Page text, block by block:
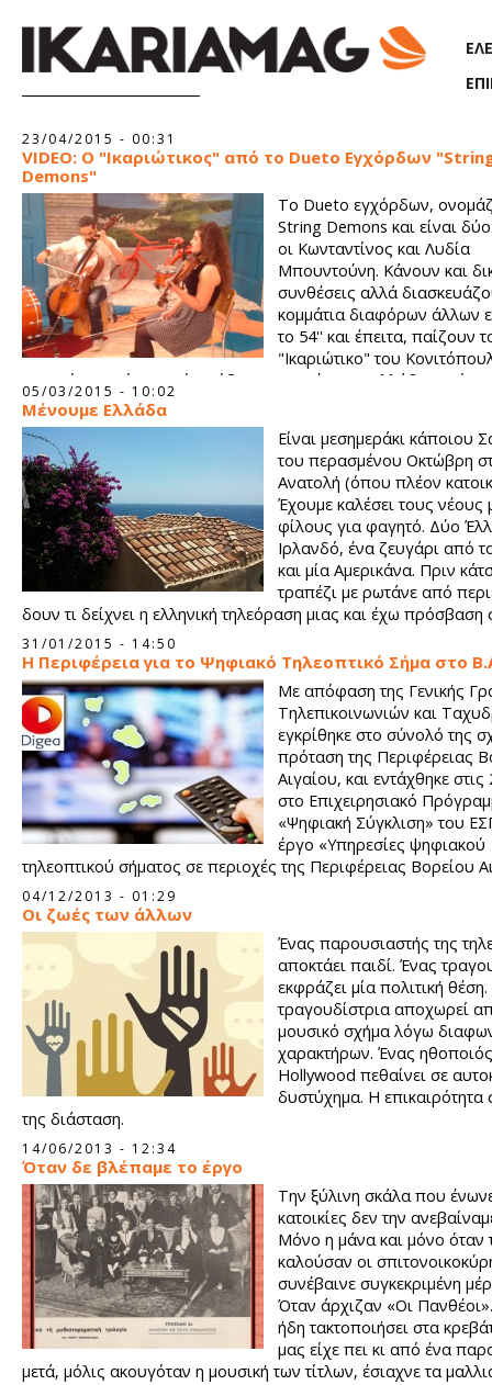
23/04/2015 - 00:31
VIDEO: Ο "Ικαριώτικος" από το Dueto Εγχόρδων
Demons"
Το Dueto εγχόρδων,
String Demons και είναι
οι Κωνταντίνος και Λυδία
Μπουντούνη. Κάνουν και
συνθέσεις αλλά
κομμάτια διαφόρων άλλων
το 54'' και έπειτα, παίζουν
"Ικαριώτικο" του
στιγμιότυπο είναι από πρόβα για το Μένουμε Ελλάδα, από το
παρουσιάστριας της εκπομπής, δημοσιογράφου Ρένιας
05/03/2015 - 10:02
Μένουμε Ελλάδα
Είναι μεσημεράκι κάποιου
του περασμένου Οκτώβρη
Ανατολή (όπου πλέον
Έχουμε καλέσει τους νέους
φίλους για φαγητό. Δύο
Ιρλανδό, ένα ζευγάρι από
και μία Αμερικάνα. Πριν
τραπέζι με ρωτάνε από
δουν τι δείχνει η ελληνική τηλεόραση μιας και έχω πρόσβαση
ελληνικά συνδρομητικά κανάλια. Πάνω στο ζάπινγκ
ΕΡΤ, ΔΤ, Νεριτ, όπως θέλετε το λέτε. Νομίζω τότε ήταν ΔΤ
σίγουρος.
31/01/2015 - 14:50
Η Περιφέρεια για το Ψηφιακό Τηλεοπτικό Σήμα στο
Με απόφαση της Γενικής
Τηλεπικοινωνιών και
εγκρίθηκε στο σύνολό της
πρόταση της Περιφέρειας
Αιγαίου, και εντάχθηκε στις
στο Επιχειρησιακό
«Ψηφιακή Σύγκλιση» του
έργο «Υπηρεσίες ψηφιακού
τηλεοπτικού σήματος σε περιοχές της Περιφέρειας Βορείου
συνολικού Προϋπολογισμού 559.500 ευρώ.
04/12/2013 - 01:29
Οι ζωές των άλλων
Ένας παρουσιαστής της
αποκτάει παιδί. Ένας
εκφράζει μία πολιτική
τραγουδίστρια αποχωρεί
μουσικό σχήμα λόγω
χαρακτήρων. Ένας
Hollywood πεθαίνει σε
δυστύχημα. Η επικαιρότητα
της διάσταση.
14/06/2013 - 12:34
Όταν δε βλέπαμε το έργο
Την ξύλινη σκάλα που
κατοικίες δεν την
Μόνο η μάνα και μόνο όταν
καλούσαν οι
συνέβαινε συγκεκριμένη
Όταν άρχιζαν «Οι
ήδη τακτοποιήσει στα
μας είχε πει κι από ένα
μετά, μόλις ακουγόταν η μουσική των τίτλων, έσιαχνε τα